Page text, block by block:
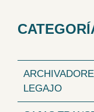
LEGAJO